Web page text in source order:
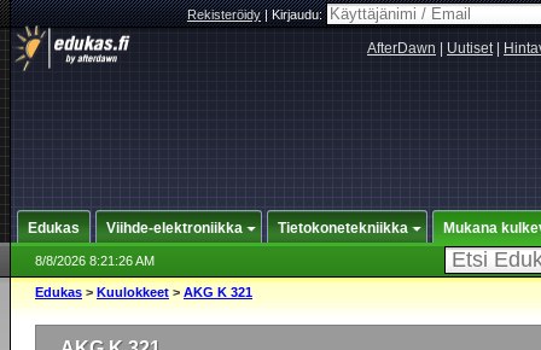
Rekisteröidy|Kirjaudu:
AfterDawn Uutiset|
Edukas Viihde-elektroniikka Tietokonetekniikka Mukana
8/8/2026 8:21:26 AM
Edukas > Kuulokkeet > AKG K 321